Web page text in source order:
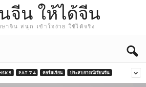
นจีน ให้ได้จีน
ษาจีน สนุก เข้าใจง่าย ใช้ได้จริง
5 PAT 7.4 คอร์สเรียน ประสบการณ์เรียนจีน